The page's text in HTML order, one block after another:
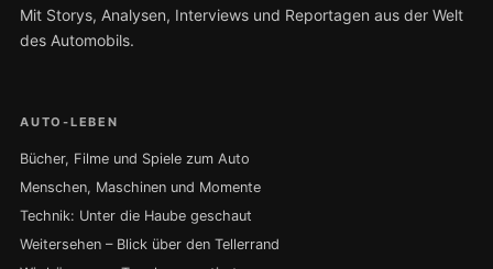
Mit Storys, Analysen, Interviews und Reportagen aus der Welt
des Automobils.
AUTO-LEBEN
Bücher, Filme und Spiele zum Auto
Menschen, Maschinen und Momente
Technik: Unter die Haube geschaut
Weitersehen – Blick über den Tellerrand